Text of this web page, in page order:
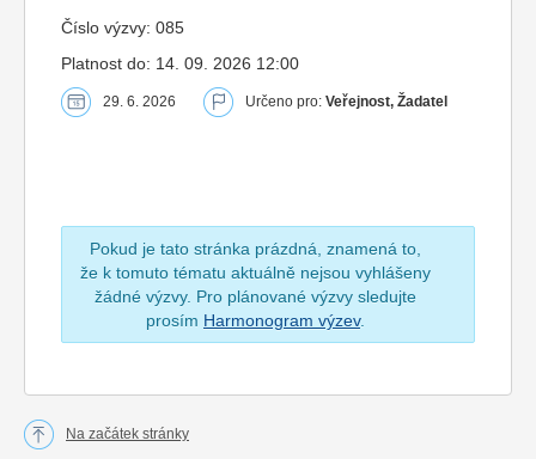
Číslo výzvy: 085
Platnost do: 14. 09. 2026 12:00
29. 6. 2026 Určeno pro: Veřejnost, Žadatel
Pokud je tato stránka prázdná, znamená to,
že k tomuto tématu aktuálně nejsou vyhlášeny
žádné výzvy. Pro plánované výzvy sledujte
prosím Harmonogram výzev.
Na začátek stránky